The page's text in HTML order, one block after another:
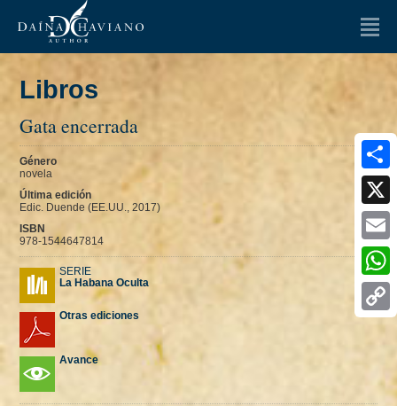
ENTREVISTAS
NOTICIAS
Libros
Gata encerrada
Género
novela
Última edición
Edic. Duende (EE.UU., 2017)
ISBN
978-1544647814
SERIE
La Habana Oculta
Otras ediciones
Avance
Share
X
Email